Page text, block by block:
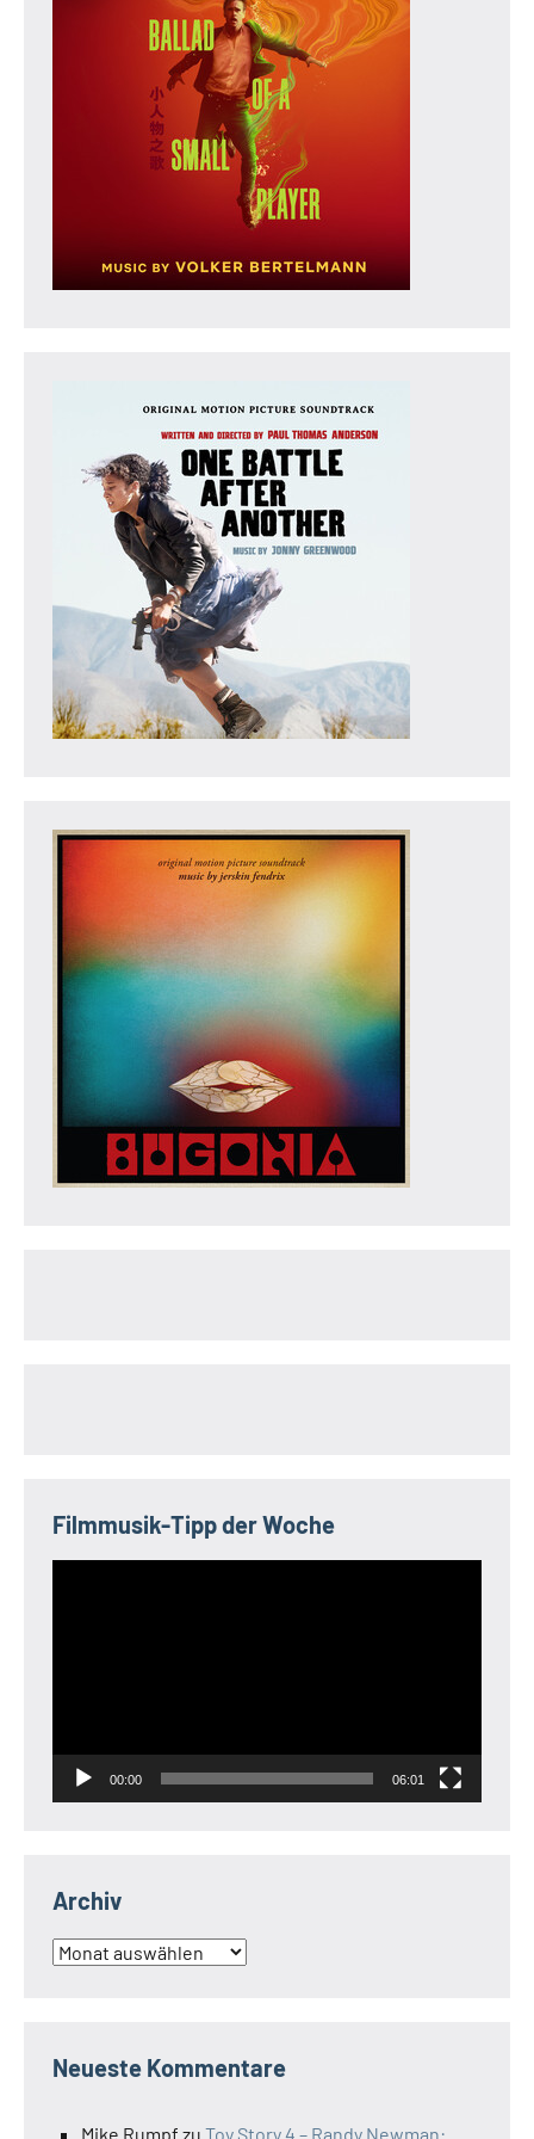
Filmmusik-Tipp der Woche
00:00 06:01
Archiv
Archiv
Neueste Kommentare
Mike Rumpf zu Toy Story 4 – Randy Newman: